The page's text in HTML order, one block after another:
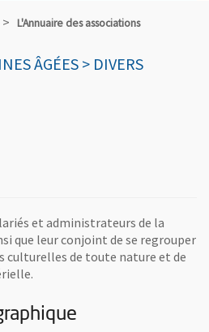
L'Annuaire des associations
ÂGÉES > DIVERS
et administrateurs de la
que leur conjoint de se regrouper
culturelles de toute nature et de